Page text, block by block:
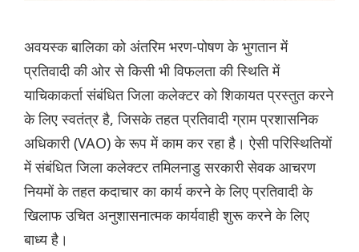
अवयस्क बालिका को अंतरिम भरण-पोषण के भुगतान में
प्रतिवादी की ओर से किसी भी विफलता की स्थिति में
याचिकाकर्ता संबंधित जिला कलेक्टर को शिकायत प्रस्तुत करने
के लिए स्वतंत्र है, जिसके तहत प्रतिवादी ग्राम प्रशासनिक
अधिकारी (VAO) के रूप में काम कर रहा है। ऐसी परिस्थितियों
में संबंधित जिला कलेक्टर तमिलनाडु सरकारी सेवक आचरण
नियमों के तहत कदाचार का कार्य करने के लिए प्रतिवादी के
खिलाफ उचित अनुशासनात्मक कार्यवाही शुरू करने के लिए
बाध्य है।